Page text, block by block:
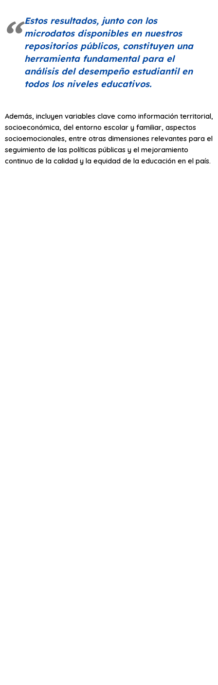
Estos resultados, junto con los
microdatos disponibles en nuestros
repositorios públicos, constituyen una
herramienta fundamental para el
análisis del desempeño estudiantil en
todos los niveles educativos. ​
​Además, incluyen variables clave como información territorial,
socioeconómica, del entorno escolar y familiar, aspectos
socioemocionales, entre otras dimensiones relevantes para el
seguimiento de las políticas públicas y el mejoramiento
continuo de la calidad y la equidad de la educación en el país.